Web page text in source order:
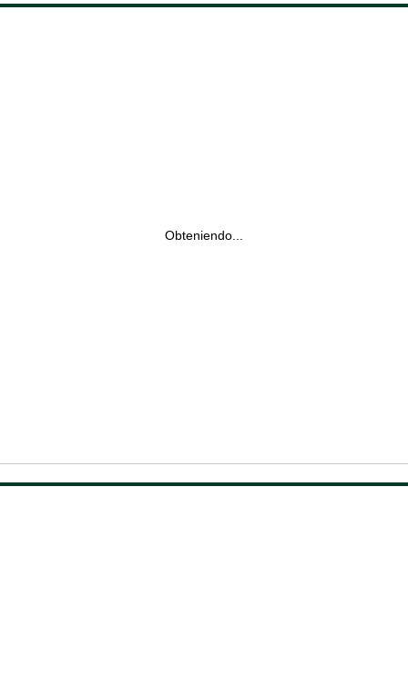
Obteniendo...